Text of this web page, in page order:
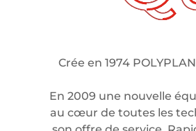
Crée en 1974
En 2009 une nouvelle
au cœur de toutes les